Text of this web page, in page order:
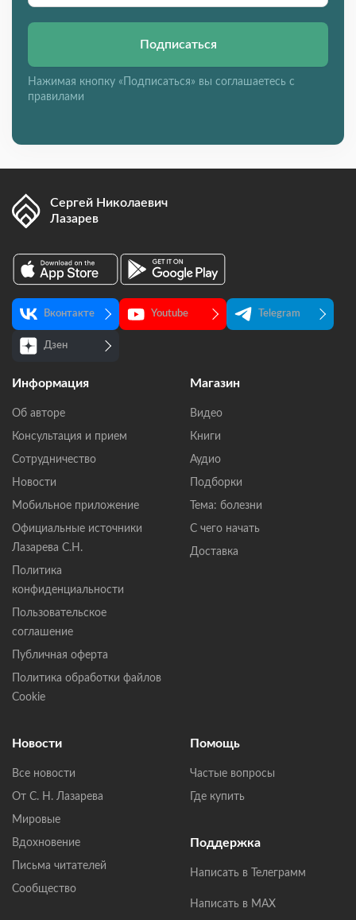
Подписаться
Нажимая кнопку «Подписаться» вы соглашаетесь с
правилами
Сергей Николаевич
Лазарев
Вконтакте Youtube Telegram
Дзен
Информация
Об авторе
Консультация и прием
Сотрудничество
Новости
Мобильное приложение
Официальные источники
Лазарева С.Н.
Политика
конфиденциальности
Пользовательское
соглашение
Публичная оферта
Политика обработки файлов
Cookie
Магазин
Видео
Книги
Аудио
Подборки
Тема: болезни
С чего начать
Доставка
Новости
Все новости
От С. Н. Лазарева
Мировые
Вдохновение
Письма читателей
Сообщество
Помощь
Частые вопросы
Где купить
Поддержка
Написать в Телеграмм
Написать в MAX